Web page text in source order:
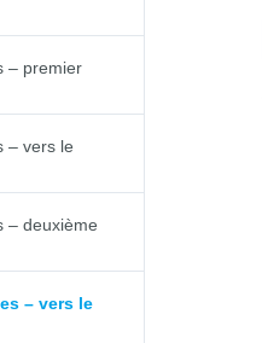
– premier
– vers le
– deuxième
– vers le